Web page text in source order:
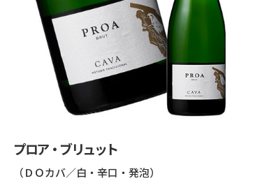
プロア・ブリュット
（ＤＯカバ／白・辛口・発泡）